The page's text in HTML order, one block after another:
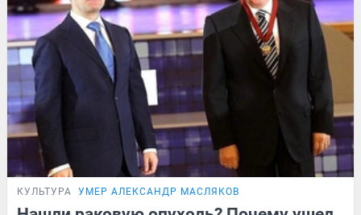
КУЛЬТУРА УМЕР АЛЕКСАНДР МАСЛЯКОВ